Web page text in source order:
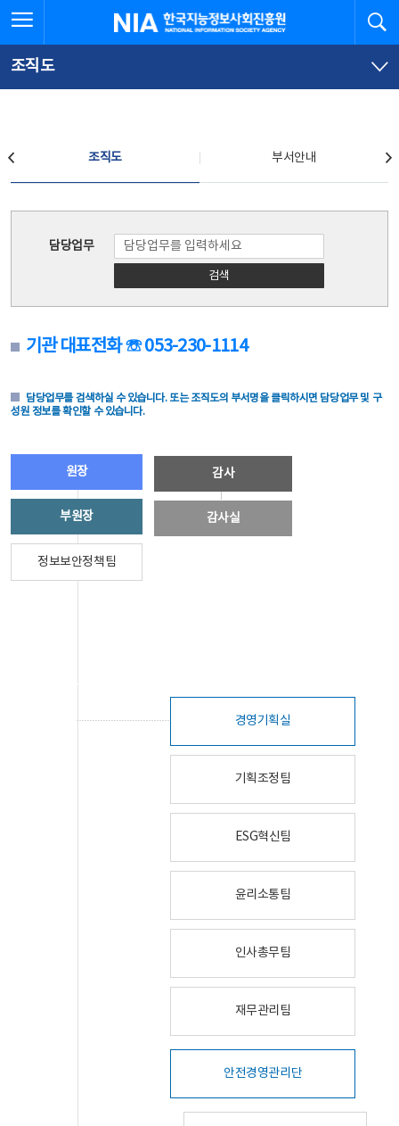
문
로
가
체
뉴
바
가
한국지능정보사회진흥원
조직도
조직도 부서안내
담당업무
검색
기관 대표전화 ☏ 053-230-1114
담당업무를 검색하실 수 있습니다. 또는 조직도의 부서명을 클릭하시면 담당업무 및 구
성원 정보를 확인할 수 있습니다.
원장
부원장
정보보안정책팀
감사
감사실
경영기획실
기획조정팀
ESG혁신팀
윤리소통팀
인사총무팀
재무관리팀
안전경영관리단